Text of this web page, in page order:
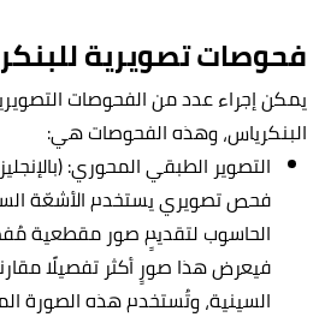
فحوصات تصويرية
يمكن إجراء عدد من الفحوصات
البنكرياس، وهذه الفحوصات هي:
فحص تصويري يستخدم الأشعّة
الحاسوب لتقديمٍ صور مقطعية
فيعرض هذا صورٍ أكثر تفصيلًا
السينية، وتُستخدم هذه الصورة